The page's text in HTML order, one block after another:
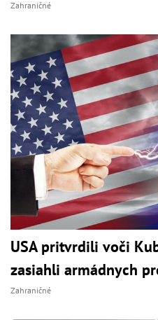
Zahraničné
USA pritvrdili voči
zasiahli armádnych
Zahraničné